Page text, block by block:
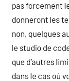
pas forcement
donneront les
non, quelques
le studio de
que d’autres
dans le cas où